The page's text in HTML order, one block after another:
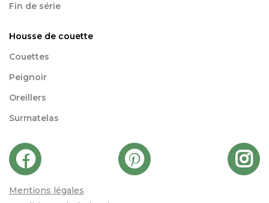
Fin de série
Housse de couette
Couettes
Peignoir
Oreillers
Surmatelas
Mentions légales